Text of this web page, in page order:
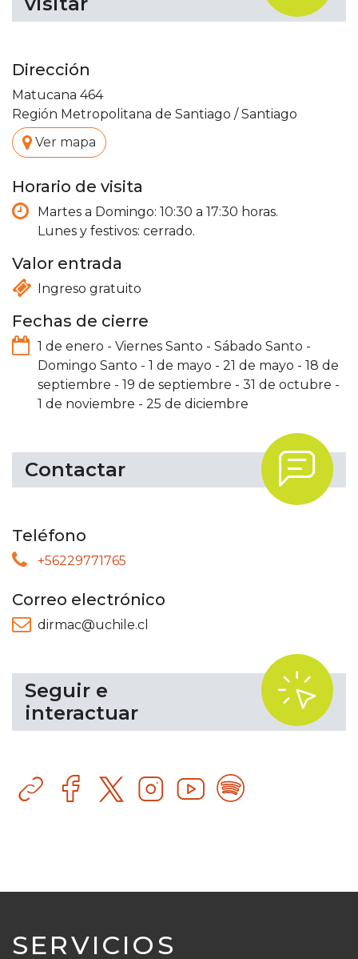
Dirección
Matucana 464
Región Metropolitana de Santiago / Santiago
. Ver mapa
Horario de visita
Martes a Domingo: 10:30 a 17:30 horas.
Lunes y festivos: cerrado.
Valor entrada
Ingreso gratuito
Fechas de cierre
1 de enero - Viernes Santo - Sábado Santo -
Domingo Santo - 1 de mayo - 21 de mayo - 18 de
septiembre - 19 de septiembre - 31 de octubre -
1 de noviembre - 25 de diciembre
Contactar .
Teléfono
+56229771765
Correo electrónico
dirmac@uchile.cl
Seguir e
interactuar
.
SERVICIOS